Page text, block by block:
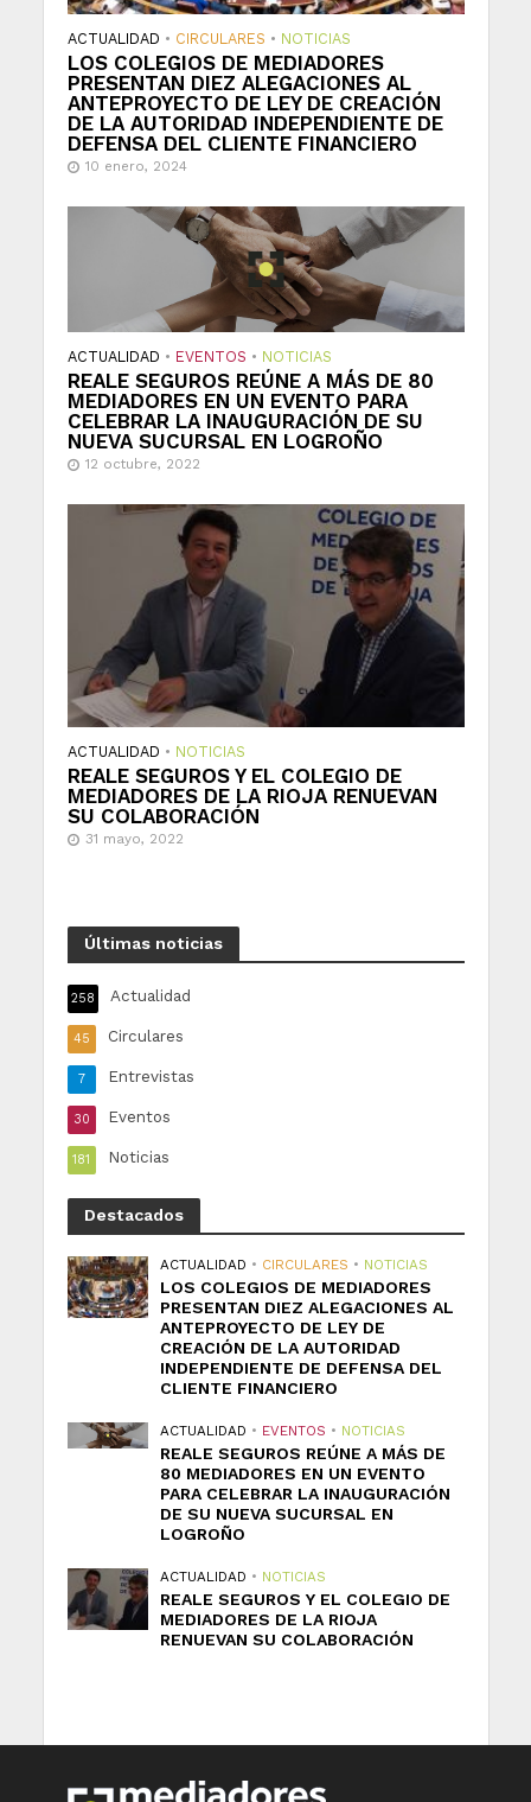
ACTUALIDAD • CIRCULARES • NOTICIAS
LOS COLEGIOS DE MEDIADORES
PRESENTAN DIEZ ALEGACIONES AL
ANTEPROYECTO DE LEY DE CREACIÓN
DE LA AUTORIDAD INDEPENDIENTE DE
DEFENSA DEL CLIENTE FINANCIERO
10 enero, 2024
ACTUALIDAD • EVENTOS • NOTICIAS
REALE SEGUROS REÚNE A MÁS DE 80
MEDIADORES EN UN EVENTO PARA
CELEBRAR LA INAUGURACIÓN DE SU
NUEVA SUCURSAL EN LOGROÑO
12 octubre, 2022
ACTUALIDAD • NOTICIAS
REALE SEGUROS Y EL COLEGIO DE
MEDIADORES DE LA RIOJA RENUEVAN
SU COLABORACIÓN
31 mayo, 2022
Últimas noticias
Actualidad
258
Circulares
45
Entrevistas
7
Eventos
30
Noticias
181
Destacados
ACTUALIDAD • CIRCULARES • NOTICIAS
LOS COLEGIOS DE MEDIADORES
PRESENTAN DIEZ ALEGACIONES AL
ANTEPROYECTO DE LEY DE
CREACIÓN DE LA AUTORIDAD
INDEPENDIENTE DE DEFENSA DEL
CLIENTE FINANCIERO
ACTUALIDAD • EVENTOS • NOTICIAS
REALE SEGUROS REÚNE A MÁS DE
80 MEDIADORES EN UN EVENTO
PARA CELEBRAR LA INAUGURACIÓN
DE SU NUEVA SUCURSAL EN
LOGROÑO
ACTUALIDAD • NOTICIAS
REALE SEGUROS Y EL COLEGIO DE
MEDIADORES DE LA RIOJA
RENUEVAN SU COLABORACIÓN